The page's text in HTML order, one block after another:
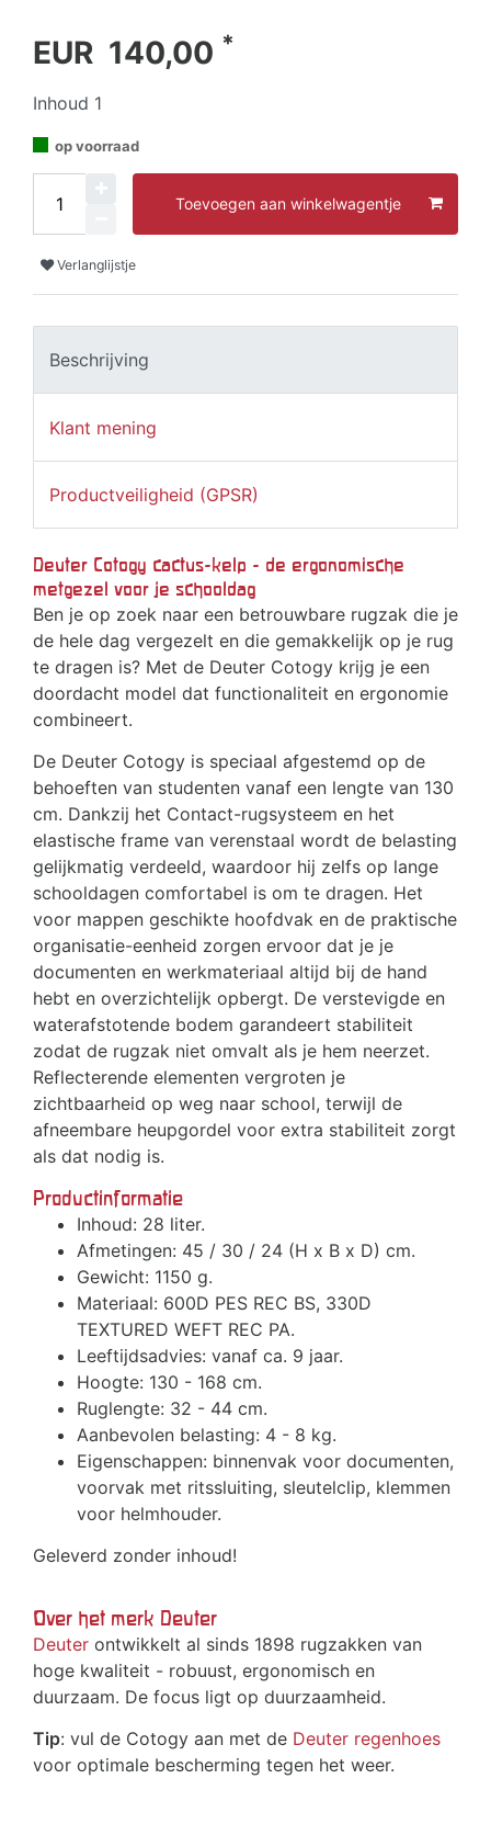
EUR 140,00 *
Inhoud 1
op voorraad
Toevoegen aan winkelwagentje
Verlanglijstje
Beschrijving
Klant mening
Productveiligheid (GPSR)
Deuter Cotogy cactus-kelp - de ergonomische
metgezel voor je schooldag
Ben je op zoek naar een betrouwbare rugzak die je
de hele dag vergezelt en die gemakkelijk op je rug
te dragen is? Met de Deuter Cotogy krijg je een
doordacht model dat functionaliteit en ergonomie
combineert.
De Deuter Cotogy is speciaal afgestemd op de
behoeften van studenten vanaf een lengte van 130
cm. Dankzij het Contact-rugsysteem en het
elastische frame van verenstaal wordt de belasting
gelijkmatig verdeeld, waardoor hij zelfs op lange
schooldagen comfortabel is om te dragen. Het
voor mappen geschikte hoofdvak en de praktische
organisatie-eenheid zorgen ervoor dat je je
documenten en werkmateriaal altijd bij de hand
hebt en overzichtelijk opbergt. De verstevigde en
waterafstotende bodem garandeert stabiliteit
zodat de rugzak niet omvalt als je hem neerzet.
Reflecterende elementen vergroten je
zichtbaarheid op weg naar school, terwijl de
afneembare heupgordel voor extra stabiliteit zorgt
als dat nodig is.
Productinformatie
Inhoud: 28 liter.
Afmetingen: 45 / 30 / 24 (H x B x D) cm.
Gewicht: 1150 g.
Materiaal: 600D PES REC BS, 330D
TEXTURED WEFT REC PA.
Leeftijdsadvies: vanaf ca. 9 jaar.
Hoogte: 130 - 168 cm.
Ruglengte: 32 - 44 cm.
Aanbevolen belasting: 4 - 8 kg.
Eigenschappen: binnenvak voor documenten,
voorvak met ritssluiting, sleutelclip, klemmen
voor helmhouder.
Geleverd zonder inhoud!
Over het merk Deuter
Deuter ontwikkelt al sinds 1898 rugzakken van
hoge kwaliteit - robuust, ergonomisch en
duurzaam. De focus ligt op duurzaamheid.
Tip: vul de Cotogy aan met de Deuter regenhoes
voor optimale bescherming tegen het weer.